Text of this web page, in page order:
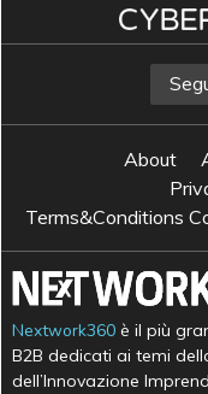
About
Terms&Conditions
Nextwork360 è il più
B2B dedicati ai temi
dell’Innovazione